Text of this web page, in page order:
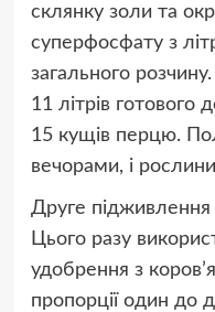
склянку золи та
суперфосфату з
загального
11 літрів готового
15 кущів перцю.
вечорами, і
Друге
Цього разу
удобрення з
пропорції один до